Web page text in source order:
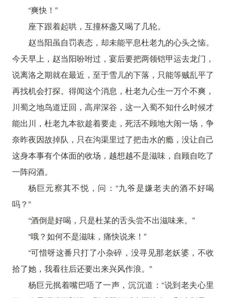
“爽快！”
座下跟着起哄，互撞杯盏又喝了几轮。
赵当阳虽自罚表态，却未能平息杜老九的心头之恼。
今天早上，赵当阳吩咐过，宴后要把两领铠甲运去龙门，
说离洛之期就在最近，至于雪儿的下落，只能等贼乱平了
再找机会打探。得闻这个消息，杜老九心生一万个不爽，
川蜀之地鸟道迂回，高岸深谷，这一入蜀不知什么时候才
能出川，杜老九本欲趁着要走，死活不顾地大闹一场，争
奈昨夜因故掉队，只在沟渠里过了把击水的瘾，没让自己
这身本事有个体面的收场，越想越不是滋味，自顾自吃了
一阵闷酒。
杨巨元察其不悦，问：“九爷是嫌老夫的酒不好喝
吗？”
“酒倒是好喝，只是杜某的舌头尝不出滋味来。”
“哦？如何不是滋味，痛快说来！”
“可惜呀这番只打了小杂碎，没寻见那老妖婆，不收
拾了她，我看往后还要出来兴风作浪。”
杨巨元抿着嘴巴唔了一声，沉沉道：“说到老夫心里